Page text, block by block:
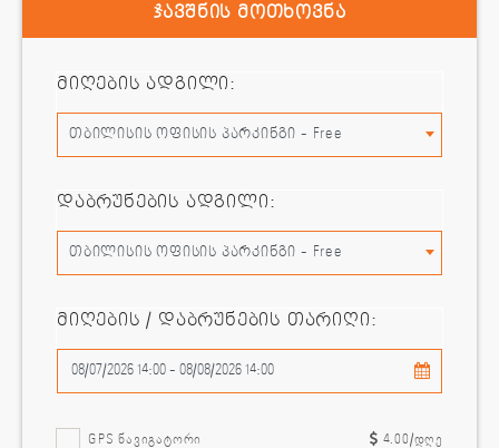
ჯავშნის მოთხოვნა
მიღების ადგილი:
თბილისის ოფისის პარკინგი - Free
დაბრუნების ადგილი:
თბილისის ოფისის პარკინგი - Free
მიღების / დაბრუნების თარიღი:
GPS ნავიგატორი 4.00/დღე